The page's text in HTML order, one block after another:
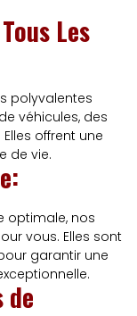
Les
polyvalentes
véhicules, des
offrent une
de vie.
optimale, nos
vous. Elles sont
garantir une
de